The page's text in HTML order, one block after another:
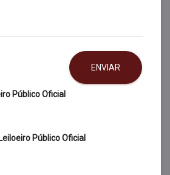
ENVIAR
Público Oficial
Público Oficial